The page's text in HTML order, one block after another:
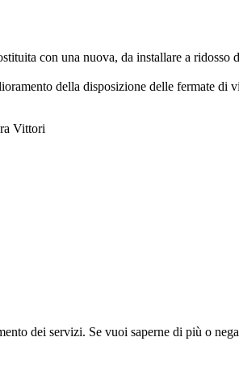
con una nuova, da installare a
della disposizione delle fermate
Vittori
dei servizi. Se vuoi saperne di più o